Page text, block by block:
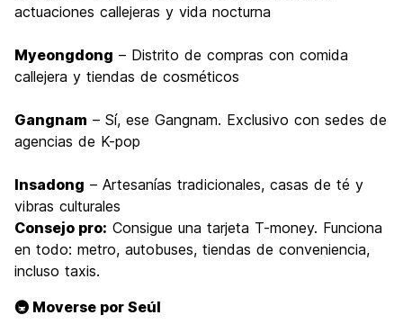
actuaciones callejeras y vida nocturna
Myeongdong – Distrito de compras con comida
callejera y tiendas de cosméticos
Gangnam – Sí, ese Gangnam. Exclusivo con sedes de
agencias de K-pop
Insadong – Artesanías tradicionales, casas de té y
vibras culturales
Consejo pro: Consigue una tarjeta T-money. Funciona
en todo: metro, autobuses, tiendas de conveniencia,
incluso taxis.
🚇 Moverse por Seúl